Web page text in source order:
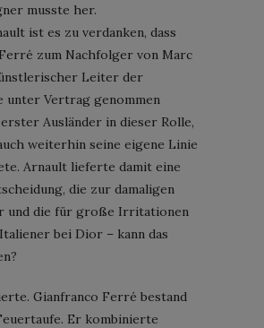
musste her.
ist es zu verdanken, dass
zum Nachfolger von Marc
Leiter der
unter Vertrag genommen
Ausländer in dieser Rolle,
weiterhin seine eigene Linie
Arnault lieferte damit eine
die zur damaligen
und die für große Irritationen
bei Dior – kann das
Gianfranco Ferré bestand
Er kombinierte